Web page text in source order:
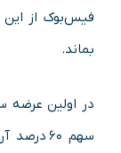
فیس‌بوک از این
بماند.
سهم ۶۰